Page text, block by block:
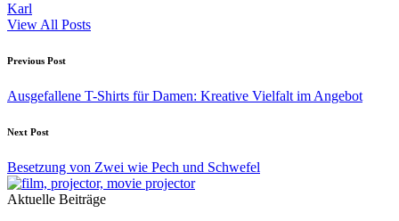
Karl
View All Posts
Post
navigation
Previous Post
Ausgefallene T-Shirts für Damen: Kreative Vielfalt im Angebot
Next Post
Besetzung von Zwei wie Pech und Schwefel
Aktuelle Beiträge